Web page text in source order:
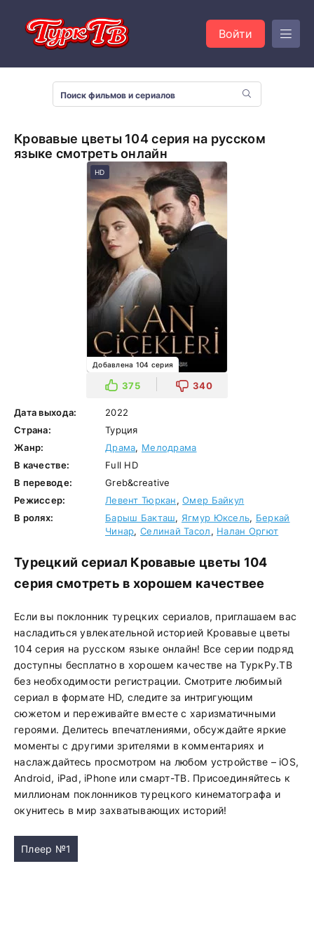
Войти
Кровавые цветы 104 серия на русском
языке смотреть онлайн
HD
Добавлена 104 серия
375 340
Дата выхода:
2022
Страна:
Турция
Жанр:
Драма, Мелодрама
В качестве:
Full HD
В переводе:
Greb&creative
Режиссер:
Левент Тюркан,Омер Байкул
В ролях:
Барыш Бакташ, Ягмур Юксель, Беркай
Чинар, Селинай Тасол, Налан Оргют
Турецкий сериал Кровавые цветы 104
серия смотреть в хорошем качествее
Если вы поклонник турецких сериалов, приглашаем вас
насладиться увлекательной историей Кровавые цветы
104 серия на русском языке онлайн! Все серии подряд
доступны бесплатно в хорошем качестве на ТуркРу.ТВ
без необходимости регистрации. Смотрите любимый
сериал в формате HD, следите за интригующим
сюжетом и переживайте вместе с харизматичными
героями. Делитесь впечатлениями, обсуждайте яркие
моменты с другими зрителями в комментариях и
наслаждайтесь просмотром на любом устройстве – iOS,
Android, iPad, iPhone или смарт-ТВ. Присоединяйтесь к
миллионам поклонников турецкого кинематографа и
окунитесь в мир захватывающих историй!
Плеер №1